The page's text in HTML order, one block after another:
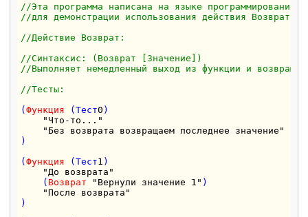
//Эта программа написана на языке программирования
//для демонстрации использования действия Возврат
//Действие Возврат:
//Синтаксис: (Возврат [Значение])
//Выполняет немедленный выход из функции и
//Тесты:
(Функция (Тест0 )
"Что-то..."
"Без возврата возвращаем последнее значение"
)
(Функция (Тест1 )
"До возврата"
    (
Возврат "Вернули значение 1" )
"После возврата"
)